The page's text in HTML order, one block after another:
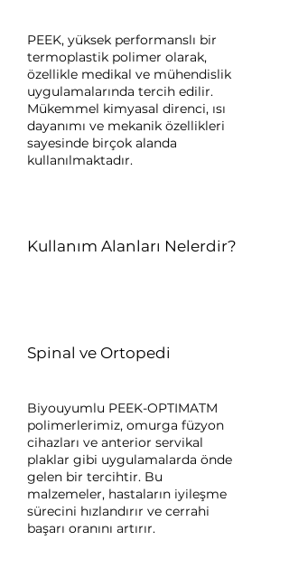
PEEK, yüksek performanslı bir
termoplastik polimer olarak,
özellikle medikal ve mühendislik
uygulamalarında tercih edilir.
Mükemmel kimyasal direnci, ısı
dayanımı ve mekanik özellikleri
sayesinde birçok alanda
kullanılmaktadır.
Kullanım Alanları Nelerdir?
Spinal ve Ortopedi
Biyouyumlu PEEK-OPTIMATM
polimerlerimiz, omurga füzyon
cihazları ve anterior servikal
plaklar gibi uygulamalarda önde
gelen bir tercihtir. Bu
malzemeler, hastaların iyileşme
sürecini hızlandırır ve cerrahi
başarı oranını artırır.